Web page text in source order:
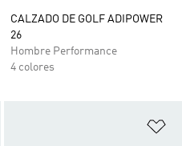
CALZADO DE GOLF ADIPOWER
26
Hombre Performance
4 colores